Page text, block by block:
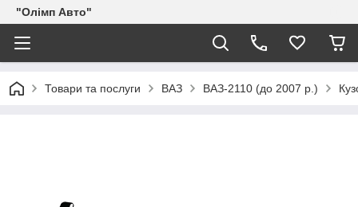
"Олімп Авто"
Товари та послуги ВАЗ ВАЗ-2110 (до 2007 р.)